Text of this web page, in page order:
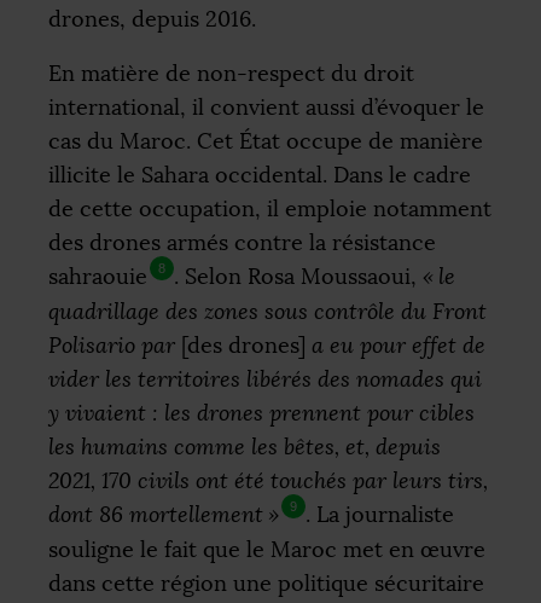
drones, depuis 2016.
En matière de non-respect du droit
international, il convient aussi d’évoquer le
cas du Maroc. Cet État occupe de manière
illicite le Sahara occidental. Dans le cadre
de cette occupation, il emploie notamment
des drones armés contre la résistance
sahraouie
8 . Selon Rosa Moussaoui, « le
quadrillage des zones sous contrôle du Front
Polisario par [des drones] a eu pour effet de
vider les territoires libérés des nomades qui
y vivaient : les drones prennent pour cibles
les humains comme les bêtes, et, depuis
2021, 170 civils ont été touchés par leurs tirs,
dont 86 mortellement » 9
. La journaliste
souligne le fait que le Maroc met en œuvre
dans cette région une politique sécuritaire